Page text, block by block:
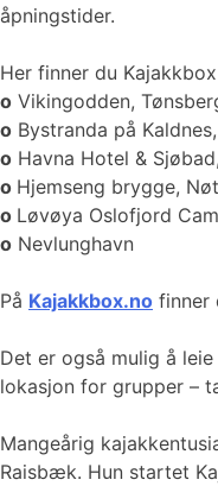
åpningstider.
Her finner du Kajakkbox
o Vikingodden,
o Bystranda på
o Havna Hotel &
o Hjemseng brygge,
o Løvøya Oslofjord
o Nevlunghavn
På Kajakkbox.no finner
Det er også mulig å
lokasjon for grupper –
Mangeårig
Raisbæk. Hun startet